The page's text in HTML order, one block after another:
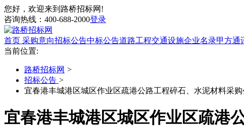
您好，欢迎来到路桥招标网!
咨询热线： 400-688-2000登录
首页 采购意向招标公告中标公告道路工程交通设施企业名录甲方通
当前位置:
路桥招标网 >
招标公告 >
宜春港丰城港区城区作业区疏港公路工程碎石、水泥材料采
宜春港丰城港区城区作业区疏港